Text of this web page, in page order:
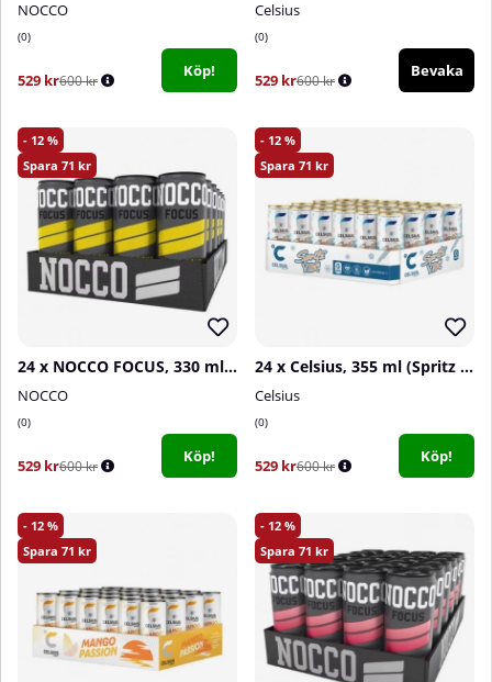
NOCCO
0
529 kr600 kr
Köp!
Celsius
0
529 kr600 kr
Bevaka
12
71
24 x NOCCO FOCUS, 330 ml (Grand Sour)
NOCCO
0
529 kr600 kr
Köp!
12
71
24 x Celsius, 355 ml (Spritz Vibe)
Celsius
0
529 kr600 kr
Köp!
12
71
12
71